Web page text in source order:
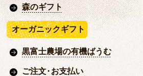
森のギフト
オーガニックギフト
黒富士農場の有機ばうむ
ご注文・お支払い